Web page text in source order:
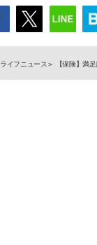
ライフニュース 【保険】満